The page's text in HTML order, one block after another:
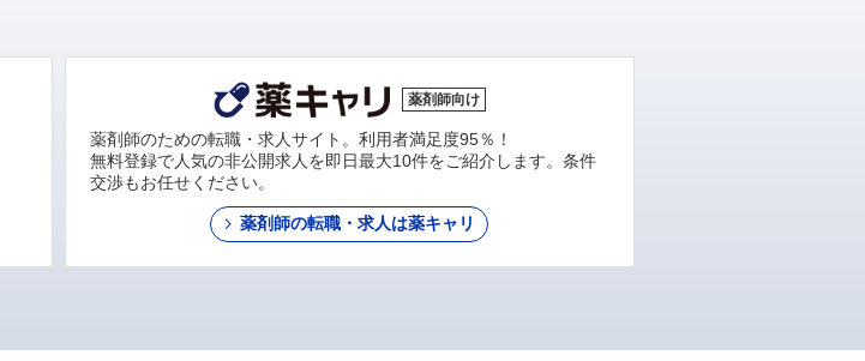
薬剤師向け
薬剤師のための転職・求人サイト。利用者満足度95％！
無料登録で人気の非公開求人を即日最大10件をご紹介します。条件
交渉もお任せください。
薬剤師の転職・求人は薬キャリ